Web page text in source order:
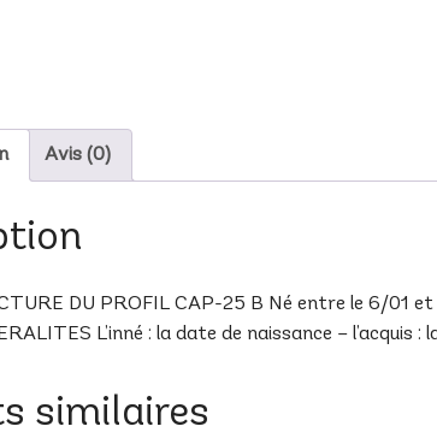
Avis (0)
DU PROFIL CAP-25 B Né entre le 6/01
L’inné : la date de naissance – l’acquis :
similaires